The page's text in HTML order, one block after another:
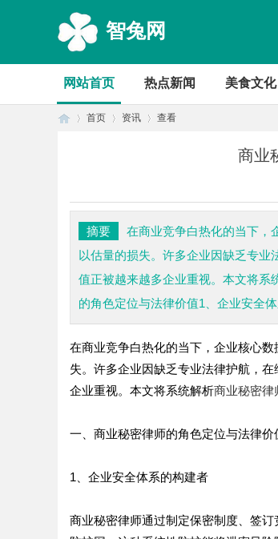
智兔网
网站首页 热点新闻 美食文化
首页 资讯 查看
商业
摘要
在商业竞争白热化的当下，
以估量的损失。许多企业因缺乏专业
值正被越来越多企业重视。本文将系
的角色定位与法律价值1、企业安全
在商业竞争白热化的当下，企业核心
失。许多企业因缺乏专业法律护航，
企业重视。本文将系统解析商业秘密律
一、商业秘密律师的角色定位与法律价
1、企业安全体系的构建者
商业秘密律师通过制定保密制度、签